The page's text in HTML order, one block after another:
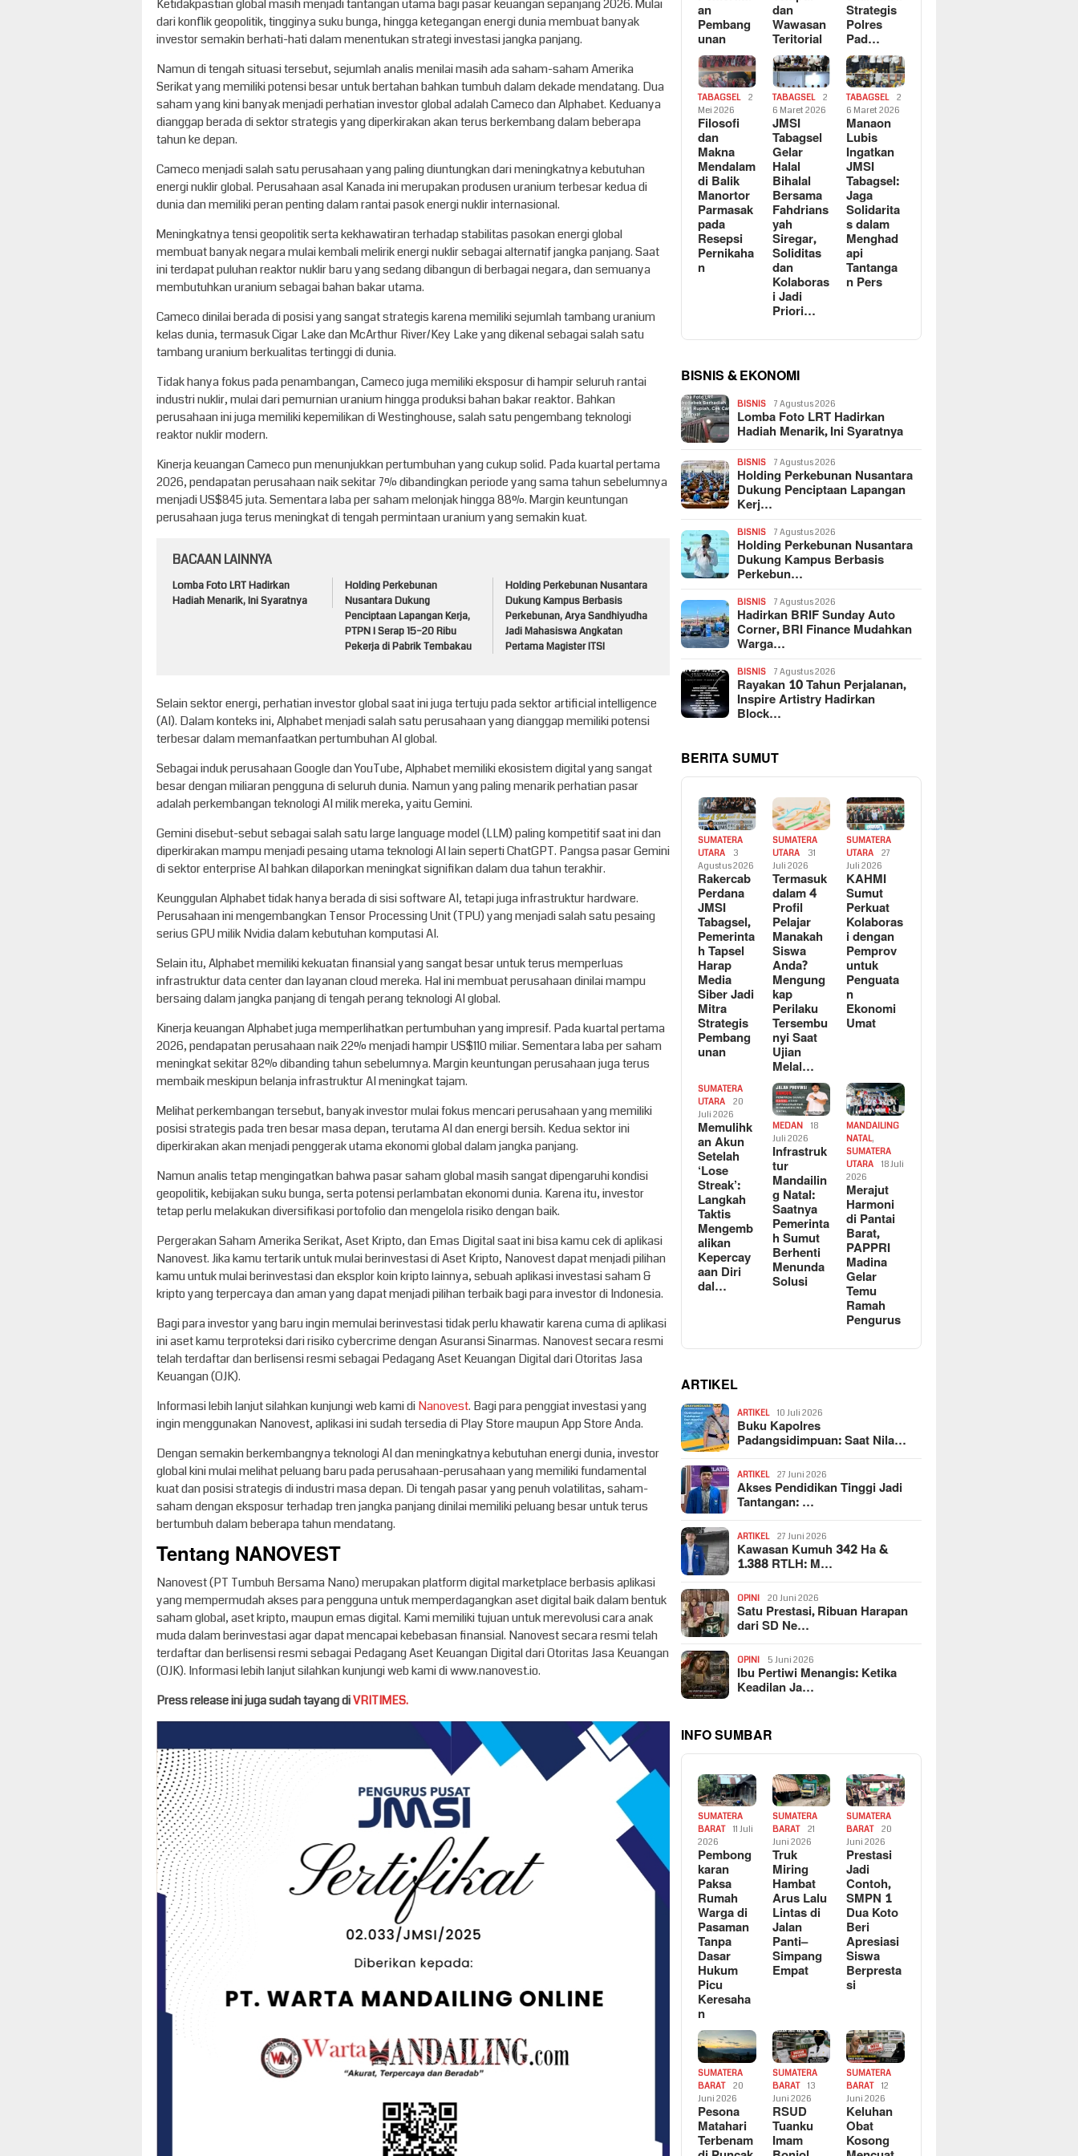
Ketidakpastian global masih menjadi tantangan utama bagi pasar keuangan sepanjang 2026. Mulai
dari konflik geopolitik, tingginya suku bunga, hingga ketegangan energi dunia membuat banyak
investor semakin berhati-hati dalam menentukan strategi investasi jangka panjang.
Namun di tengah situasi tersebut, sejumlah analis menilai masih ada saham-saham Amerika
Serikat yang memiliki potensi besar untuk bertahan bahkan tumbuh dalam dekade mendatang. Dua
saham yang kini banyak menjadi perhatian investor global adalah Cameco dan Alphabet. Keduanya
dianggap berada di sektor strategis yang diperkirakan akan terus berkembang dalam beberapa
tahun ke depan.
Cameco menjadi salah satu perusahaan yang paling diuntungkan dari meningkatnya kebutuhan
energi nuklir global. Perusahaan asal Kanada ini merupakan produsen uranium terbesar kedua di
dunia dan memiliki peran penting dalam rantai pasok energi nuklir internasional.
Meningkatnya tensi geopolitik serta kekhawatiran terhadap stabilitas pasokan energi global
membuat banyak negara mulai kembali melirik energi nuklir sebagai alternatif jangka panjang. Saat
ini terdapat puluhan reaktor nuklir baru yang sedang dibangun di berbagai negara, dan semuanya
membutuhkan uranium sebagai bahan bakar utama.
Cameco dinilai berada di posisi yang sangat strategis karena memiliki sejumlah tambang uranium
kelas dunia, termasuk Cigar Lake dan McArthur River/Key Lake yang dikenal sebagai salah satu
tambang uranium berkualitas tertinggi di dunia.
Tidak hanya fokus pada penambangan, Cameco juga memiliki eksposur di hampir seluruh rantai
industri nuklir, mulai dari pemurnian uranium hingga produksi bahan bakar reaktor. Bahkan
perusahaan ini juga memiliki kepemilikan di Westinghouse, salah satu pengembang teknologi
reaktor nuklir modern.
Kinerja keuangan Cameco pun menunjukkan pertumbuhan yang cukup solid. Pada kuartal pertama
2026, pendapatan perusahaan naik sekitar 7% dibandingkan periode yang sama tahun sebelumnya
menjadi US$845 juta. Sementara laba per saham melonjak hingga 88%. Margin keuntungan
perusahaan juga terus meningkat di tengah permintaan uranium yang semakin kuat.
BACAAN LAINNYA
Lomba Foto LRT Hadirkan
Hadiah Menarik, Ini Syaratnya
Holding Perkebunan
Nusantara Dukung
Penciptaan Lapangan Kerja,
PTPN I Serap 15–20 Ribu
Pekerja di Pabrik Tembakau
Holding Perkebunan Nusantara
Dukung Kampus Berbasis
Perkebunan, Arya Sandhiyudha
Jadi Mahasiswa Angkatan
Pertama Magister ITSI
Selain sektor energi, perhatian investor global saat ini juga tertuju pada sektor artificial intelligence
(AI). Dalam konteks ini, Alphabet menjadi salah satu perusahaan yang dianggap memiliki potensi
terbesar dalam memanfaatkan pertumbuhan AI global.
Sebagai induk perusahaan Google dan YouTube, Alphabet memiliki ekosistem digital yang sangat
besar dengan miliaran pengguna di seluruh dunia. Namun yang paling menarik perhatian pasar
adalah perkembangan teknologi AI milik mereka, yaitu Gemini.
Gemini disebut-sebut sebagai salah satu large language model (LLM) paling kompetitif saat ini dan
diperkirakan mampu menjadi pesaing utama teknologi AI lain seperti ChatGPT. Pangsa pasar Gemini
di sektor enterprise AI bahkan dilaporkan meningkat signifikan dalam dua tahun terakhir.
Keunggulan Alphabet tidak hanya berada di sisi software AI, tetapi juga infrastruktur hardware.
Perusahaan ini mengembangkan Tensor Processing Unit (TPU) yang menjadi salah satu pesaing
serius GPU milik Nvidia dalam kebutuhan komputasi AI.
Selain itu, Alphabet memiliki kekuatan finansial yang sangat besar untuk terus memperluas
infrastruktur data center dan layanan cloud mereka. Hal ini membuat perusahaan dinilai mampu
bersaing dalam jangka panjang di tengah perang teknologi AI global.
Kinerja keuangan Alphabet juga memperlihatkan pertumbuhan yang impresif. Pada kuartal pertama
2026, pendapatan perusahaan naik 22% menjadi hampir US$110 miliar. Sementara laba per saham
meningkat sekitar 82% dibanding tahun sebelumnya. Margin keuntungan perusahaan juga terus
membaik meskipun belanja infrastruktur AI meningkat tajam.
Melihat perkembangan tersebut, banyak investor mulai fokus mencari perusahaan yang memiliki
posisi strategis pada tren besar masa depan, terutama AI dan energi bersih. Kedua sektor ini
diperkirakan akan menjadi penggerak utama ekonomi global dalam jangka panjang.
Namun analis tetap mengingatkan bahwa pasar saham global masih sangat dipengaruhi kondisi
geopolitik, kebijakan suku bunga, serta potensi perlambatan ekonomi dunia. Karena itu, investor
tetap perlu melakukan diversifikasi portofolio dan mengelola risiko dengan baik.
Pergerakan Saham Amerika Serikat, Aset Kripto, dan Emas Digital saat ini bisa kamu cek di aplikasi
Nanovest. Jika kamu tertarik untuk mulai berinvestasi di Aset Kripto, Nanovest dapat menjadi pilihan
kamu untuk mulai berinvestasi dan eksplor koin kripto lainnya, sebuah aplikasi investasi saham &
kripto yang terpercaya dan aman yang dapat menjadi pilihan terbaik bagi para investor di Indonesia.
Bagi para investor yang baru ingin memulai berinvestasi tidak perlu khawatir karena cuma di aplikasi
ini aset kamu terproteksi dari risiko cybercrime dengan Asuransi Sinarmas. Nanovest secara resmi
telah terdaftar dan berlisensi resmi sebagai Pedagang Aset Keuangan Digital dari Otoritas Jasa
Keuangan (OJK).
Informasi lebih lanjut silahkan kunjungi web kami diNanovest. Bagi para penggiat investasi yang
ingin menggunakan Nanovest, aplikasi ini sudah tersedia di Play Store maupun App Store Anda.
Dengan semakin berkembangnya teknologi AI dan meningkatnya kebutuhan energi dunia, investor
global kini mulai melihat peluang baru pada perusahaan-perusahaan yang memiliki fundamental
kuat dan posisi strategis di industri masa depan. Di tengah pasar yang penuh volatilitas, saham-
saham dengan eksposur terhadap tren jangka panjang dinilai memiliki peluang besar untuk terus
bertumbuh dalam beberapa tahun mendatang.
Tentang NANOVEST
Nanovest (PT Tumbuh Bersama Nano) merupakan platform digital marketplace berbasis aplikasi
yang mempermudah akses para pengguna untuk memperdagangkan aset digital baik dalam bentuk
saham global, aset kripto, maupun emas digital. Kami memiliki tujuan untuk merevolusi cara anak
muda dalam berinvestasi agar dapat mencapai kebebasan finansial. Nanovest secara resmi telah
terdaftar dan berlisensi resmi sebagai Pedagang Aset Keuangan Digital dari Otoritas Jasa Keuangan
(OJK). Informasi lebih lanjut silahkan kunjungi web kami di www.nanovest.io.
Press release ini juga sudah tayang diVRITIMES.
an
Pembang
unan
dan
Wawasan
Teritorial
Strategis
Polres
Pad…
TABAGSEL
2
Mei 2026
Filosofi
dan
Makna
Mendalam
di Balik
Manortor
Parmasak
pada
Resepsi
Pernikaha
n
TABAGSEL
2
6 Maret 2026
JMSI
Tabagsel
Gelar
Halal
Bihalal
Bersama
Fahdrians
yah
Siregar,
Soliditas
dan
Kolaboras
i Jadi
Priori…
TABAGSEL
2
6 Maret 2026
Manaon
Lubis
Ingatkan
JMSI
Tabagsel:
Jaga
Solidarita
s dalam
Menghad
api
Tantanga
n Pers
BISNIS & EKONOMI
BISNIS 7 Agustus 2026
Lomba Foto LRT Hadirkan
Hadiah Menarik, Ini Syaratnya
BISNIS 7 Agustus 2026
Holding Perkebunan Nusantara
Dukung Penciptaan Lapangan
Kerj…
BISNIS 7 Agustus 2026
Holding Perkebunan Nusantara
Dukung Kampus Berbasis
Perkebun…
BISNIS 7 Agustus 2026
Hadirkan BRIF Sunday Auto
Corner, BRI Finance Mudahkan
Warga…
BISNIS 7 Agustus 2026
Rayakan 10 Tahun Perjalanan,
Inspire Artistry Hadirkan
Block…
BERITA SUMUT
SUMATERA
UTARA
3
Agustus 2026
Rakercab
Perdana
JMSI
Tabagsel,
Pemerinta
h Tapsel
Harap
Media
Siber Jadi
Mitra
Strategis
Pembang
unan
SUMATERA
UTARA
31
Juli 2026
Termasuk
dalam 4
Profil
Pelajar
Manakah
Siswa
Anda?
Mengung
kap
Perilaku
Tersembu
nyi Saat
Ujian
Melal…
SUMATERA
UTARA
27
Juli 2026
KAHMI
Sumut
Perkuat
Kolaboras
i dengan
Pemprov
untuk
Penguata
n
Ekonomi
Umat
SUMATERA
UTARA
20
Juli 2026
Memulihk
an Akun
Setelah
‘Lose
Streak’:
Langkah
Taktis
Mengemb
alikan
Kepercay
aan Diri
dal…
MEDAN
18
Juli 2026
Infrastruk
tur
Mandailin
g Natal:
Saatnya
Pemerinta
h Sumut
Berhenti
Menunda
Solusi
MANDAILING
NATAL,
SUMATERA
UTARA
18 Juli
2026
Merajut
Harmoni
di Pantai
Barat,
PAPPRI
Madina
Gelar
Temu
Ramah
Pengurus
ARTIKEL
ARTIKEL 10 Juli 2026
Buku Kapolres
Padangsidimpuan: Saat Nila…
ARTIKEL 27 Juni 2026
Akses Pendidikan Tinggi Jadi
Tantangan: …
ARTIKEL 27 Juni 2026
Kawasan Kumuh 342 Ha &
1.388 RTLH: M…
OPINI 20 Juni 2026
Satu Prestasi, Ribuan Harapan
dari SD Ne…
OPINI 5 Juni 2026
Ibu Pertiwi Menangis: Ketika
Keadilan Ja…
INFO SUMBAR
SUMATERA
BARAT
11 Juli
2026
Pembong
karan
Paksa
Rumah
Warga di
Pasaman
Tanpa
Dasar
Hukum
Picu
Keresaha
n
SUMATERA
BARAT
21
Juni 2026
Truk
Miring
Hambat
Arus Lalu
Lintas di
Jalan
Panti–
Simpang
Empat
SUMATERA
BARAT
20
Juni 2026
Prestasi
Jadi
Contoh,
SMPN 1
Dua Koto
Beri
Apresiasi
Siswa
Berpresta
si
SUMATERA
BARAT
20
Juni 2026
Pesona
Matahari
Terbenam
SUMATERA
BARAT
13
Juni 2026
RSUD
Tuanku
Imam
SUMATERA
BARAT
12
Juni 2026
Keluhan
Obat
Kosong